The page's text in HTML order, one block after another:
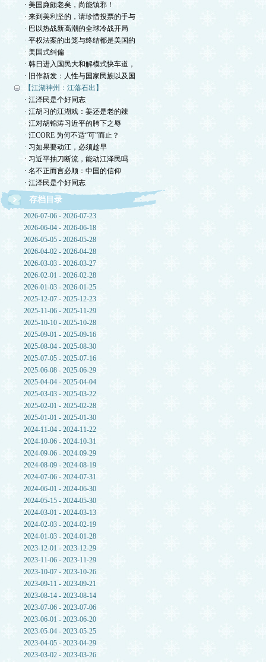
· 美国廉颇老矣，尚能镇邪！
· 来到美利坚的，请珍惜投票的手与
· 巴以热战新高潮的全球冷战开局
· 平权法案的出笼与终结都是美国的
· 美国式纠偏
· 韩日进入国民大和解模式快车道，
· 旧作新发：人性与国家民族以及国
【江湖神州：江落石出】
· 江泽民是个好同志
· 江胡习的江湖戏：姜还是老的辣
· 江对胡锦涛习近平的胯下之辱
· 江CORE 为何不适“可”而止？
· 习如果要动江，必须趁早
· 习近平抽刀断流，能动江泽民吗
· 名不正而言必顺：中国的信仰
· 江泽民是个好同志
存档目录
2026-07-06 - 2026-07-23
2026-06-04 - 2026-06-18
2026-05-05 - 2026-05-28
2026-04-02 - 2026-04-28
2026-03-03 - 2026-03-27
2026-02-01 - 2026-02-28
2026-01-03 - 2026-01-25
2025-12-07 - 2025-12-23
2025-11-06 - 2025-11-29
2025-10-10 - 2025-10-28
2025-09-01 - 2025-09-16
2025-08-04 - 2025-08-30
2025-07-05 - 2025-07-16
2025-06-08 - 2025-06-29
2025-04-04 - 2025-04-04
2025-03-03 - 2025-03-22
2025-02-01 - 2025-02-28
2025-01-01 - 2025-01-30
2024-11-04 - 2024-11-22
2024-10-06 - 2024-10-31
2024-09-06 - 2024-09-29
2024-08-09 - 2024-08-19
2024-07-06 - 2024-07-31
2024-06-01 - 2024-06-30
2024-05-15 - 2024-05-30
2024-03-01 - 2024-03-13
2024-02-03 - 2024-02-19
2024-01-03 - 2024-01-28
2023-12-01 - 2023-12-29
2023-11-06 - 2023-11-29
2023-10-07 - 2023-10-26
2023-09-11 - 2023-09-21
2023-08-14 - 2023-08-14
2023-07-06 - 2023-07-06
2023-06-01 - 2023-06-20
2023-05-04 - 2023-05-25
2023-04-05 - 2023-04-29
2023-03-02 - 2023-03-26